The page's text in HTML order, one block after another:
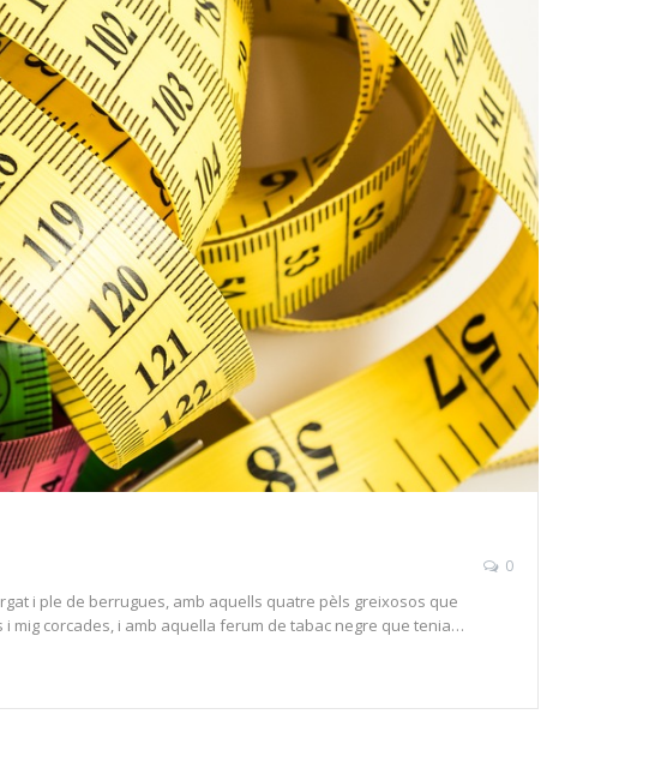
0
i ple de berrugues, amb aquells quatre pèls greixosos que
corcades, i amb aquella ferum de tabac negre que tenia…